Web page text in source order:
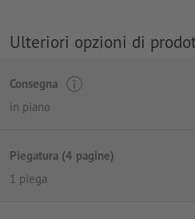
Ulteriori opzioni di
Consegna
in piano
Piegatura (4 pagine)
1 piega